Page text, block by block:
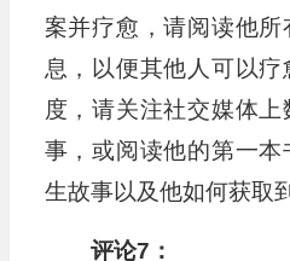
案并疗愈，请阅读他
息，以便其他人可以
度，请关注社交媒体
事，或阅读他的第一本
生故事以及他如何获取
评论7：